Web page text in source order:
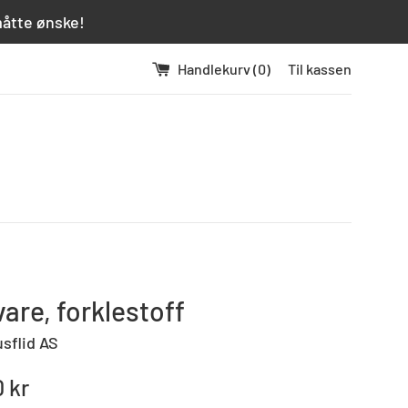
ønske!
Handlekurv (0) Til kassen
forklestoff
AS
kr